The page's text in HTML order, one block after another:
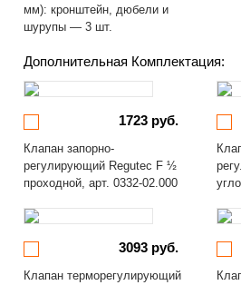
мм): кронштейн, дюбели и
шурупы — 3 шт.
Дополнительная Комплектация:
1723 руб.
Клапан запорно-
регулирующий Regutec F ½
проходной, арт. 0332-02.000
3093 руб.
Клапан терморегулирующий